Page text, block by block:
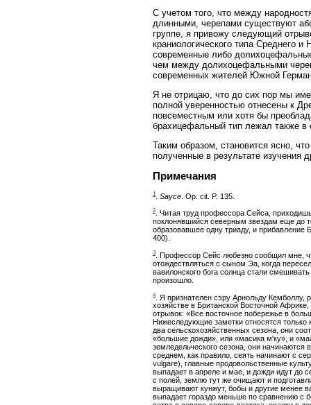
С учетом того, что между
длинными, черепами существуют
группе, я привожу следующий
краниологического типа Среднего
современные либо
чем между долихоцефальными
современных жителей Южной
Я не отрицаю, что до сих пор мы
полной уверенностью отнесены к
повсеместным или хотя бы
брахицефальный тип лежал также в
Таким образом, становится ясно,
полученные в результате изучения
Примечания
1 Sayce . Op. cit. P. 135.
2
. Читая труд профессора Сейса,
поклонявшийся северным звездам еще до
образовавшее одну триаду, и
400).
3
. Профессор Сейс любезно сообщил мне,
отождествляться с сыном Эа, когда
вавилонского бога солнца стали
произошло.
4. Я признателен сэру Арнольду Кемболлу,
хозяйстве в Британской Восточной
отрывок: «Все восточное побережье в
Нижеследующие заметки относятся
два сельскохозяйственных сезона, они
«большие дожди», или «масика м'ку», и
земледельческого сезона, они
среднем, как правило, сеять начинают с
vulgare), главные продовольственные
выпадает в апреле и мае, и дожди идут до
с полей, землю тут же очищают и
выращивают кунжут, бобы и другие менее
выпадает гораздо меньше по сравнению с